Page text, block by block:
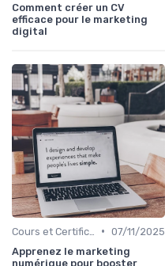
Comment créer un CV
efficace pour le marketing
digital
• 07/11/2025
Apprenez le marketing
numérique pour booster